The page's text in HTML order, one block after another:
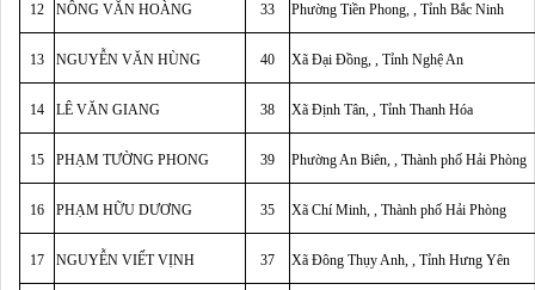
12 NÔNG VĂN HOÀNG 33 Phường Tiền Phong, , Tỉnh Bắc Ninh
13 NGUYỄN VĂN HÙNG 40 Xã Đại Đồng, , Tỉnh Nghệ An
14 LÊ VĂN GIANG 38 Xã Định Tân, , Tỉnh Thanh Hóa
15 PHẠM TƯỜNG PHONG 39 Phường An Biên, , Thành phố Hải Phòng
16 PHẠM HỮU DƯƠNG 35 Xã Chí Minh, , Thành phố Hải Phòng
17 NGUYỄN VIẾT VỊNH 37 Xã Đông Thụy Anh, , Tỉnh Hưng Yên